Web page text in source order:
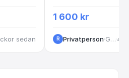
sedan
1 600 kr
R Privatperson· Grinstad Hede·4